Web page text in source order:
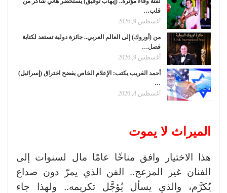
قلب…
أغسطس 9, 2026
من (أوروك) إلى العالم العربي.. جائزة دولية تستعد لكتابة
فصل…
أغسطس 9, 2026
أحمد الغريب يكتب: الإعلام الخاص يفضح اختراق (إسرائيل)
…
أغسطس 8, 2026
الميراث لا يموت
هذا الاختيار وافق مناخًا عامًا مال لسنوات إلى
الفنان غير المزعج.. الفن الذي يمرّ دون صداع
يُكرَّم، والذي يسأل يُؤجَّل تكريمه.. ولهذا جاء